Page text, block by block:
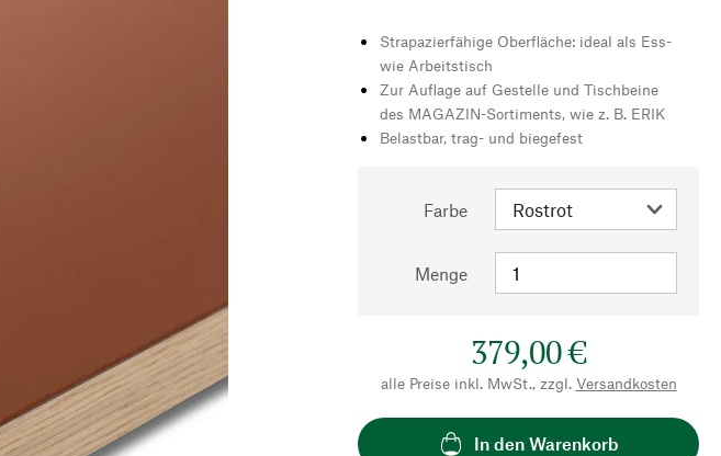
Strapazierfähige Oberfläche: ideal als Ess-
wie Arbeitstisch
Zur Auflage auf Gestelle und Tischbeine
des MAGAZIN-Sortiments, wie z. B. ERIK
Belastbar, trag- und biegefest
Farbe
Menge
379,00 €
alle Preise inkl. MwSt., zzgl. Versandkosten
In den Warenkorb